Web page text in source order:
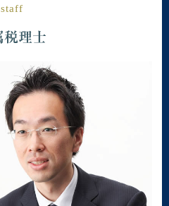
staff